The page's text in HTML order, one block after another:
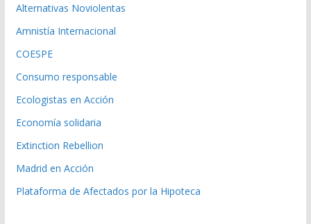
Alternativas Noviolentas
Amnistía Internacional
COESPE
Consumo responsable
Ecologistas en Acción
Economía solidaria
Extinction Rebellion
Madrid en Acción
Plataforma de Afectados por la Hipoteca